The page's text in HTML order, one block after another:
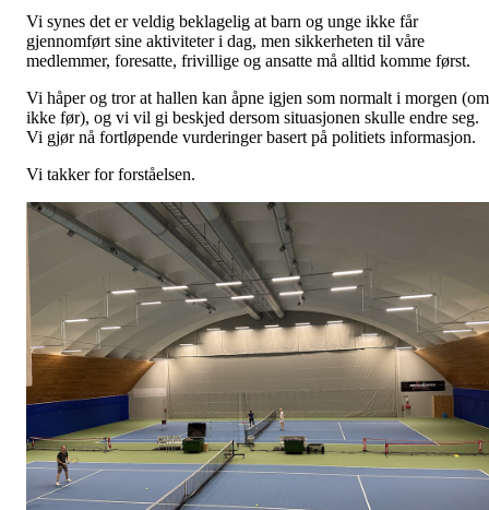
Vi synes det er veldig beklagelig at barn og unge ikke får
gjennomført sine aktiviteter i dag, men sikkerheten til våre
medlemmer, foresatte, frivillige og ansatte må alltid komme først.
Vi håper og tror at hallen kan åpne igjen som normalt i morgen (om
ikke før), og vi vil gi beskjed dersom situasjonen skulle endre seg.
Vi gjør nå fortløpende vurderinger basert på politiets informasjon.
Vi takker for forståelsen.